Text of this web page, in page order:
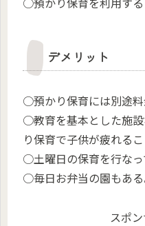
デメリット
○預かり保育には別途
○教育を基本とした施
り保育で子供が疲れるこ
○土曜日の保育を行なっ
○毎日お弁当の園もある
スポ